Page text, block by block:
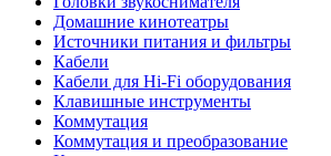
Домашние кинотеатры
Источники питания и фильтры
Кабели
Кабели для Hi-Fi оборудования
Клавишные инструменты
Коммутация
Коммутация и преобразование